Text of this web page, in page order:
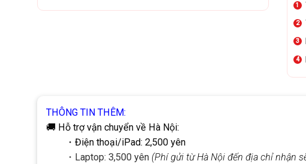
THÔNG TIN THÊM:
🚚 Hỗ trợ vận chuyển về Hà Nội:
・Điện thoại/iPad: 2,500 yên
・Laptop: 3,500 yên (Phí gửi từ Hà Nội đến địa chỉ nhận